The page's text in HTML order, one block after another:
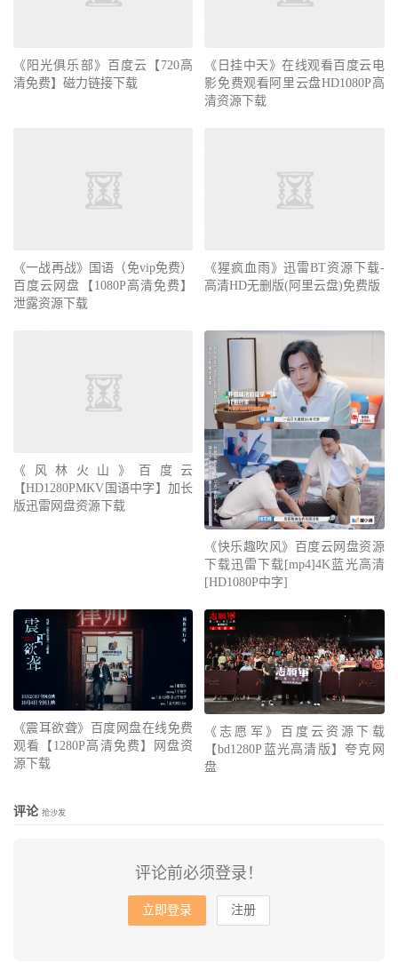
《阳光俱乐部》百度云【720高
清免费】磁力链接下载
《日挂中天》在线观看百度云电
影免费观看阿里云盘HD1080P高
清资源下载
《一战再战》国语（免vip免费）
百度云网盘【1080P高清免费】
泄露资源下载
《猩疯血雨》迅雷BT资源下载-
高清HD无删版(阿里云盘)免费版
《风林火山》百度云
【HD1280PMKV国语中字】加长
版迅雷网盘资源下载
《快乐趣吹风》百度云网盘资源
下载迅雷下载[mp4]4K蓝光高清
[HD1080P中字]
《震耳欲聋》百度网盘在线免费
观看【1280P高清免费】网盘资
源下载
《志愿军》百度云资源下载
【bd1280P蓝光高清版】夸克网
盘
评论 抢沙发
评论前必须登录！
立即登录 注册